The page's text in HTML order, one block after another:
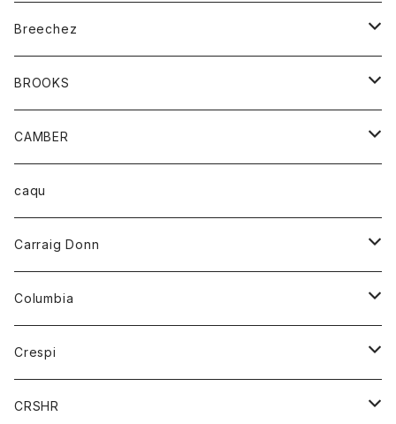
ベルト
Tシャツ
グッズ
アンダーウェアー
カードホルダー
チーフ
トップス
カーディガン
ボトム
オーバーオール
ショートパンツ
レディース
オーバーオール
カーディガン
Breechez
シャツ
BROOKS
グッズ
靴
CAMBER
トップス
ハーフスリーブTシャツ
caqu
Carraig Donn
ニット
Columbia
アウター
ジャケット
Crespi
ジャケット
CRSHR